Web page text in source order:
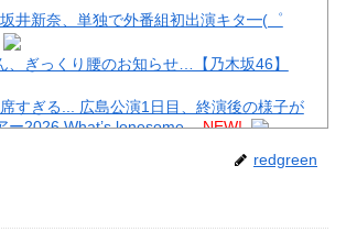
坂井新奈、単独で外番組初出演キタ━(゜
、ぎっくり腰のお知らせ…【乃木坂46】
席すぎる... 広島公演1日目、終演後の様子が
ー2026 What’s lonesome... NEW!
redgreen